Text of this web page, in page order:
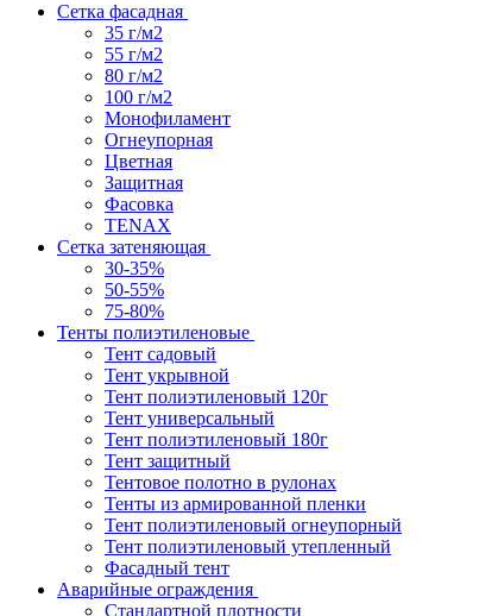
Сетка фасадная
35 г/м2
55 г/м2
80 г/м2
100 г/м2
Монофиламент
Огнеупорная
Цветная
Защитная
Фасовка
TENAX
Сетка затеняющая
30-35%
50-55%
75-80%
Тенты полиэтиленовые
Тент садовый
Тент укрывной
Тент полиэтиленовый 120г
Тент универсальный
Тент полиэтиленовый 180г
Тент защитный
Тентовое полотно в рулонах
Тенты из армированной пленки
Тент полиэтиленовый огнеупорный
Тент полиэтиленовый утепленный
Фасадный тент
Аварийные ограждения
Стандартной плотности